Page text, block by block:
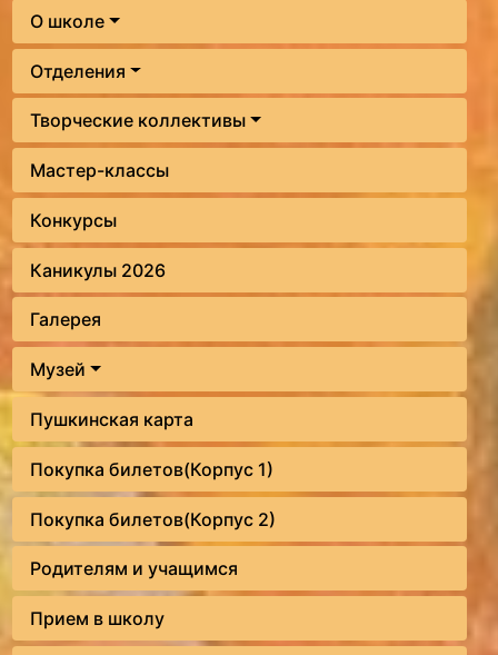
О школе
Отделения
Творческие коллективы
Мастер-классы
Конкурсы
Каникулы 2026
Галерея
Музей
Пушкинская карта
Покупка билетов(Корпус 1)
Покупка билетов(Корпус 2)
Родителям и учащимся
Прием в школу